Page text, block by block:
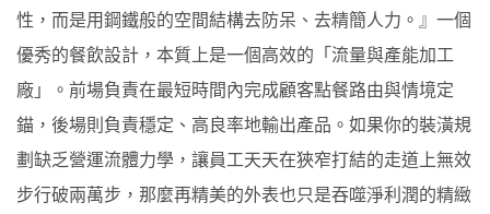
性，而是用鋼鐵般的空間結構去防呆、去精簡人力。』一個
優秀的餐飲設計，本質上是一個高效的「流量與產能加工
廠」。前場負責在最短時間內完成顧客點餐路由與情境定
錨，後場則負責穩定、高良率地輸出產品。如果你的裝潢規
劃缺乏營運流體力學，讓員工天天在狹窄打結的走道上無效
步行破兩萬步，那麼再精美的外表也只是吞噬淨利潤的精緻